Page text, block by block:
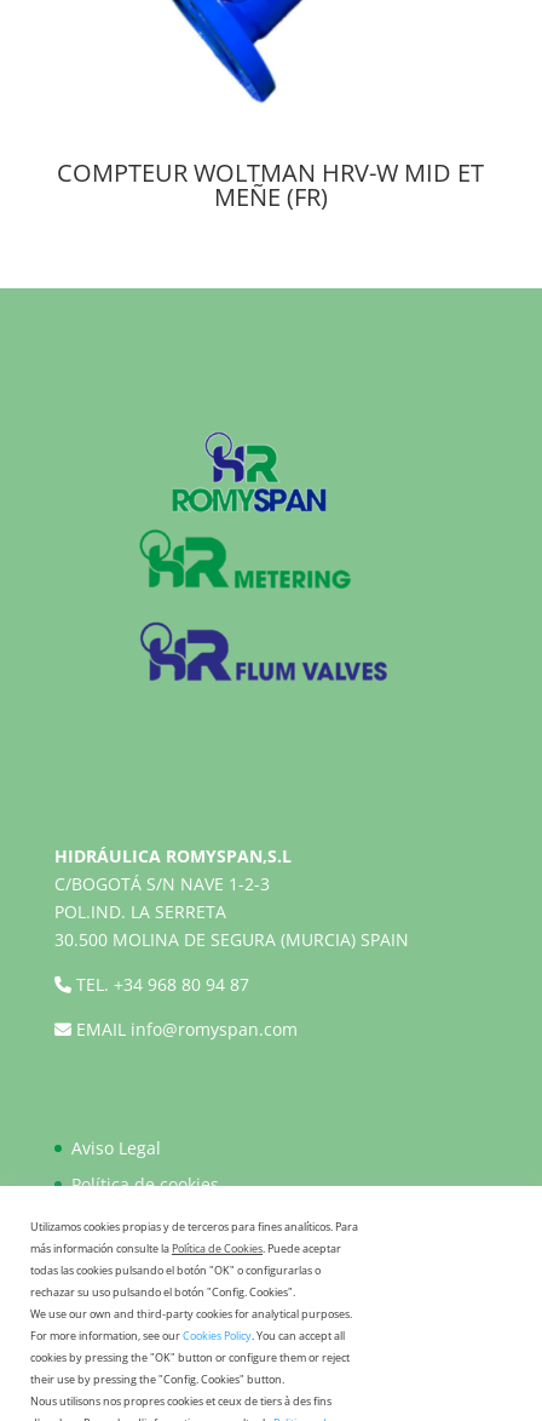
COMPTEUR WOLTMAN HRV-W MID ET
MEÑE (FR)
HIDRÁULICA ROMYSPAN,S.L
C/BOGOTÁ S/N NAVE 1-2-3
POL.IND. LA SERRETA
30.500 MOLINA DE SEGURA (MURCIA) SPAIN
TEL. +34 968 80 94 87
EMAIL info@romyspan.com
Aviso Legal
Política de cookies
Política de privacidad
FAQ
Utilizamos cookies propias y de terceros para fines analíticos. Para
más información consulte laPolítica de Cookies. Puede aceptar
todas las cookies pulsando el botón "OK" o configurarlas o
rechazar su uso pulsando el botón "Config. Cookies".
We use our own and third-party cookies for analytical purposes.
For more information, see ourCookies Policy. You can accept all
cookies by pressing the "OK" button or configure them or reject
their use by pressing the "Config. Cookies" button.
Nous utilisons nos propres cookies et ceux de tiers à des fins